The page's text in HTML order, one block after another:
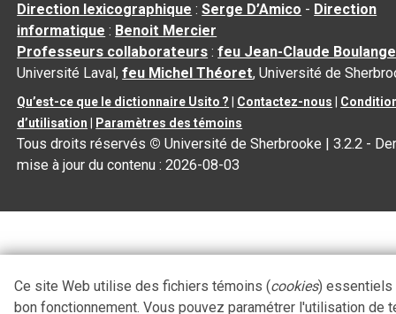
Direction lexicographique :Serge D’Amico - Direction
informatique : Benoit Mercier
Professeurs collaborateurs :feu Jean-Claude
Université Laval,feu Michel Théoret, Université de
Qu’est-ce que le dictionnaire Usito ? Contactez-nous
d’utilisation
Paramètres des témoins
Tous droits réservés © Université de Sherbrooke |3.2.2 -
mise à jour du contenu :2026-08-03
Ce site Web utilise des fichiers témoins (cookies) essentiels
bon fonctionnement. Vous pouvez paramétrer l'utilisation de